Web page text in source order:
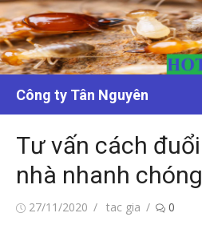
Chuyển
tới
nội
dung
Công ty Tân Nguyên
Tư vấn cách
nhà nhanh
Đăng27/11/2020
Tác
tac gia 0